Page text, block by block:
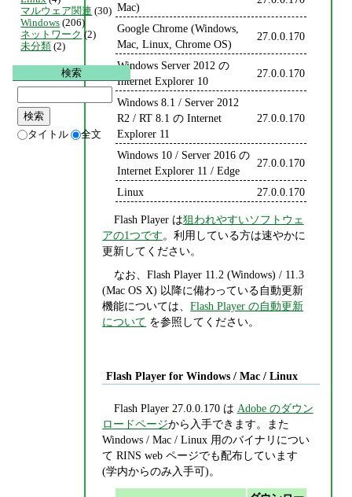
Mac)
Google Chrome (Windows,
Mac, Linux, Chrome OS)
27.0.0.170
Windows Server 2012 の
Internet Explorer 10
27.0.0.170
Windows 8.1 / Server 2012
R2 / RT 8.1 の Internet
Explorer 11
27.0.0.170
Windows 10 / Server 2016 の
Internet Explorer 11 / Edge
27.0.0.170
Linux 27.0.0.170
Flash Player は狙われやすいソフトウェ
アの1つです。利用している方は速やかに
更新してください。
なお、Flash Player 11.2 (Windows) / 11.3
(Mac OS X) 以降に備わっている自動更新
機能については、Flash Player の自動更新
について を参照してください。
Flash Player for Windows / Mac / Linux
Flash Player 27.0.0.170 は Adobe のダウン
ロードページから入手できます。また
Windows / Mac / Linux 用のバイナリについ
て RINS web ページでも配布しています
(学内からのみ入手可)。
マルウェア関連 (30)
Windows (206)
ネットワーク (2)
未分類 (2)
検索
タイトル 全文